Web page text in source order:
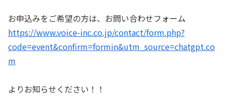
お申込みをご希望の方は、お問い合わせフォーム
https://www.voice-inc.co.jp/contact/form.php?
code=event&confirm=formin&utm_source=chatgpt.co
m
よりお知らせください！！